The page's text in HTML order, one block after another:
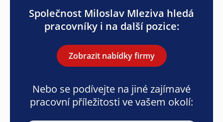
Společnost Miloslav Mleziva hledá
pracovníky i na další pozice:
Zobrazit nabídky firmy
Nebo se podívejte na jiné zajímavé
pracovní příležitosti ve vašem okolí: